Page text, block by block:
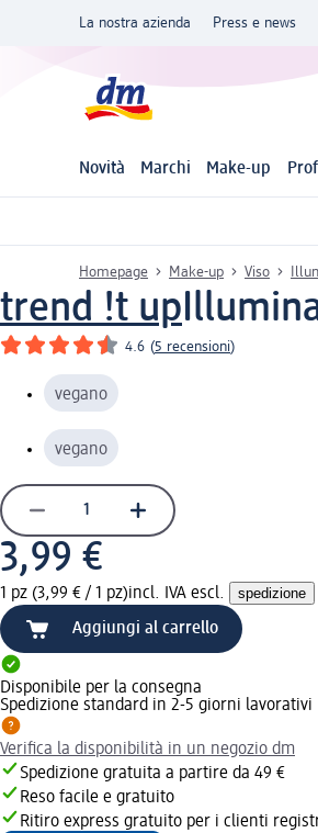
La nostra azienda Press e news
Novità Marchi Make-up
Homepage Make-up Viso
trend !t up
4.6 (5 recensioni)
vegano
vegano
3,99 €
1 pz (3,99 € / 1 pz)incl. IVA escl. spedizione
Aggiungi al carrello
Disponibile per la consegna
Spedizione standard in 2-5 giorni lavorativi
Verifica la disponibilità in un negozio dm
Spedizione gratuita a partire da 49 €
Reso facile e gratuito
Ritiro express gratuito per i clienti